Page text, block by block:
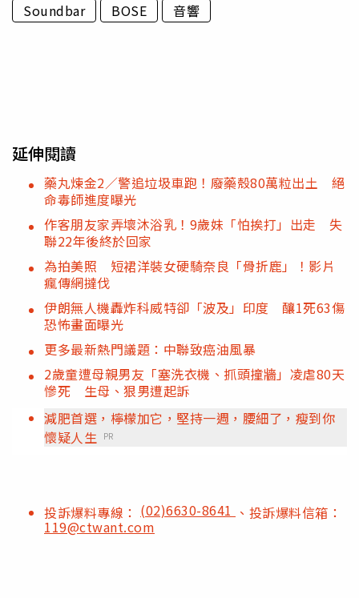
Soundbar BOSE 音響
延伸閱讀
藥丸煉金2／警追垃圾車跑！廢藥殼80萬粒出土 絕
命毒師進度曝光
作客朋友家弄壞沐浴乳！9歲妹「怕挨打」出走 失
聯22年後終於回家
為拍美照 短裙洋裝女硬騎奈良「骨折鹿」！影片
瘋傳網撻伐
伊朗無人機轟炸科威特卻「波及」印度 釀1死63傷
恐怖畫面曝光
更多最新熱門議題：中聯致癌油風暴
2歲童遭母親男友「塞洗衣機、抓頭撞牆」凌虐80天
慘死 生母、狠男遭起訴
減肥首選，檸檬加它，堅持一週，腰細了，瘦到你
懷疑人生
PR
投訴爆料專線： (02)6630-8641 、投訴爆料信箱：
119@ctwant.com